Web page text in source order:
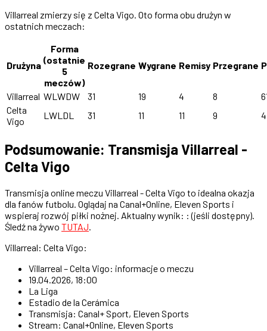
Villarreal zmierzy się z Celta Vigo. Oto forma obu drużyn w
ostatnich meczach:
Drużyna
Forma
(ostatnie
5
meczów)
Rozegrane Wygrane Remisy Przegrane
Villarreal WLWDW 31 19 4 8
Celta
Vigo
LWLDL 31 11 11 9
Podsumowanie: Transmisja Villarreal -
Celta Vigo
Transmisja online meczu Villarreal - Celta Vigo to idealna okazja
dla fanów futbolu. Oglądaj na Canal+Online, Eleven Sports i
wspieraj rozwój piłki nożnej. Aktualny wynik: : (jeśli dostępny).
Śledź na żywo TUTAJ
Villarreal: Celta Vigo:
Villarreal – Celta Vigo: informacje o meczu
19.04.2026, 18:00
La Liga
Estadio de la Cerámica
Transmisja: Canal+ Sport, Eleven Sports
Stream: Canal+Online, Eleven Sports